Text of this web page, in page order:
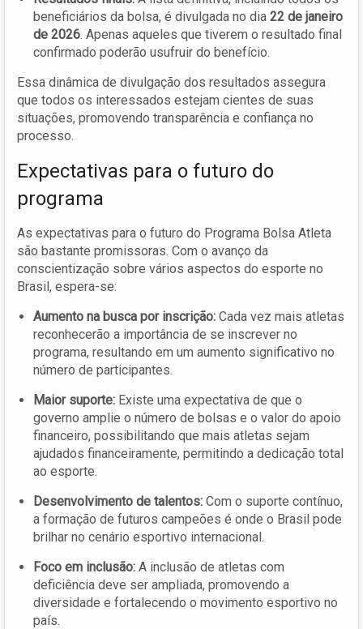
beneficiários da bolsa, é divulgada no dia 22 de janeiro
de 2026. Apenas aqueles que tiverem o resultado final
confirmado poderão usufruir do benefício.
Essa dinâmica de divulgação dos resultados assegura
que todos os interessados estejam cientes de suas
situações, promovendo transparência e confiança no
processo.
Expectativas para o futuro do
programa
As expectativas para o futuro do Programa Bolsa Atleta
são bastante promissoras. Com o avanço da
conscientização sobre vários aspectos do esporte no
Brasil, espera-se:
Aumento na busca por inscrição: Cada vez mais atletas
reconhecerão a importância de se inscrever no
programa, resultando em um aumento significativo no
número de participantes.
Maior suporte: Existe uma expectativa de que o
governo amplie o número de bolsas e o valor do apoio
financeiro, possibilitando que mais atletas sejam
ajudados financeiramente, permitindo a dedicação total
ao esporte.
Desenvolvimento de talentos: Com o suporte contínuo,
a formação de futuros campeões é onde o Brasil pode
brilhar no cenário esportivo internacional.
Foco em inclusão: A inclusão de atletas com
deficiência deve ser ampliada, promovendo a
diversidade e fortalecendo o movimento esportivo no
país.